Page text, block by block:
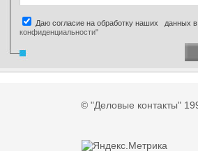
Даю согласие на обработку наших данных в
конфиденциальности"
© "Деловые контакты"